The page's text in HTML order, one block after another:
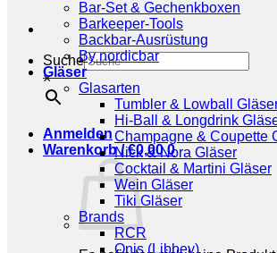
Suche
×
Anmelden
Warenkorb /€0,00 0
Bar-Set & Gechenkboxen
Barkeeper-Tools
Backbar-Ausrüstung
By nordicbar
Gläser
Glasarten
Tumbler & Lowball
Hi-Ball & Longdrink
Champagne & Coupette
Nick & Nora Gläser
Cocktail & Martini Gläser
Wein Gläser
Tiki Gläser
Brands
RCR
Onis (Libbey)